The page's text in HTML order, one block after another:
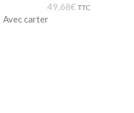
49,68€ TTC
Avec carter